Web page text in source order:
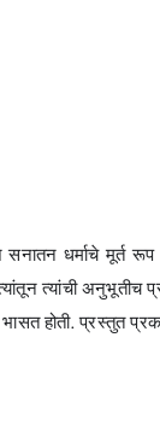
सनातन धर्माचे
त्यांची अनुभूतीच
होती. प्रस्तुत